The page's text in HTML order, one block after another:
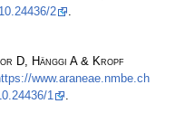
10.24436/2 .
D, Hänggi A & Kropf
www.araneae.nmbe.ch
1 .